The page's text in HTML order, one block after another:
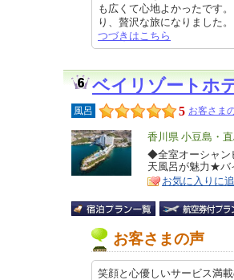
も広くて心地よかったです
り、贅沢な旅になりました
つづきはこちら
ベイリゾートホ
風呂 5 お客さま
エ
リ
ア
香川県 小豆島・
特
徴
◆全室オーシャン
天風呂が魅力★バ
お気に入りに
お客さまの声
笑顔と心優しいサービス満